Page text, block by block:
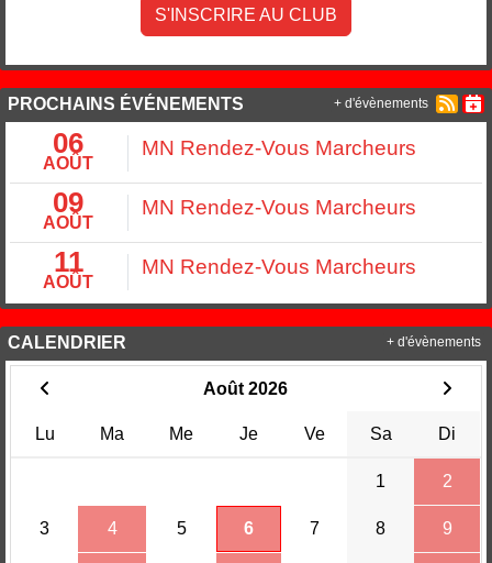
S'INSCRIRE AU CLUB
PROCHAINS ÉVÉNEMENTS
06
AOÛT
MN Rendez-Vous Marcheurs
09
AOÛT
MN Rendez-Vous Marcheurs
11
AOÛT
MN Rendez-Vous Marcheurs
+ d'évènements
CALENDRIER
Août 2026
Lu Ma Me Je Ve Sa Di
1 2
3 4 5 6 7 8 9
+ d'évènements